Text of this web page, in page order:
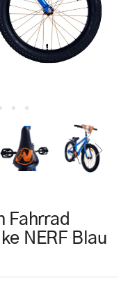
Fahrrad
NERF Blau